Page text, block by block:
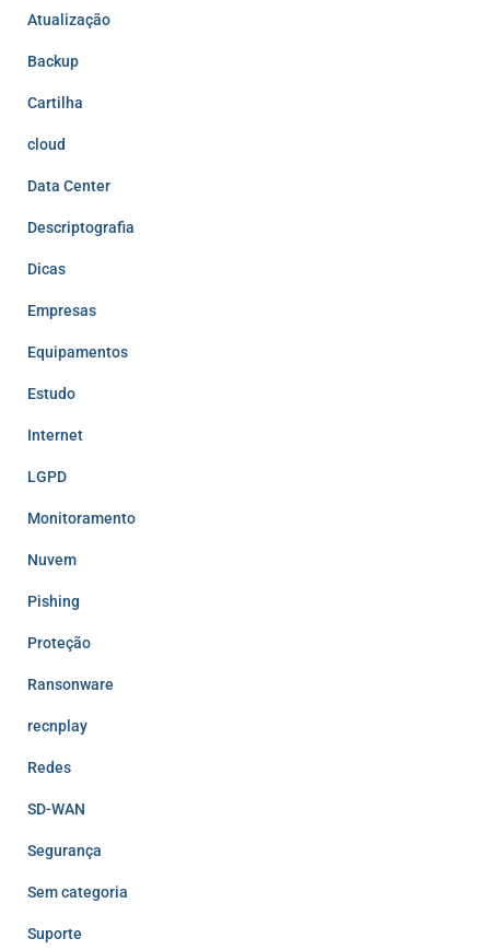
Atualização
Backup
Cartilha
cloud
Data Center
Descriptografia
Dicas
Empresas
Equipamentos
Estudo
Internet
LGPD
Monitoramento
Nuvem
Pishing
Proteção
Ransonware
recnplay
Redes
SD-WAN
Segurança
Sem categoria
Suporte